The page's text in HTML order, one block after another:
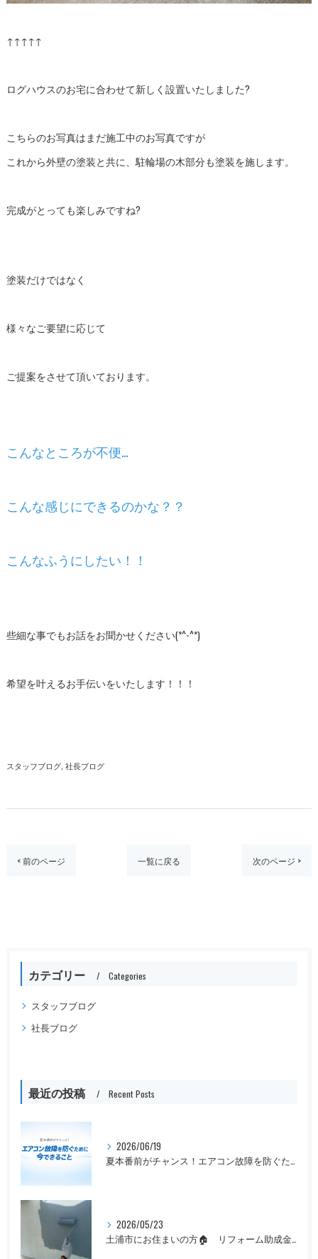
↑↑↑↑↑
ログハウスのお宅に合わせて新しく設置いたしました?
こちらのお写真はまだ施工中のお写真ですが
これから外壁の塗装と共に、駐輪場の木部分も塗装を施します。
完成がとっても楽しみですね?
塗装だけではなく
様々なご要望に応じて
ご提案をさせて頂いております。
こんなところが不便…
こんな感じにできるのかな？？
こんなふうにしたい！！
些細な事でもお話をお聞かせください(*^-^*)
希望を叶えるお手伝いをいたします！！！
スタッフブログ 社長ブログ
< 前のページ 一覧に戻る 次のページ >
カテゴリー Categories
スタッフブログ
社長ブログ
最近の投稿 Recent Posts
2026/06/19
夏本番前がチャンス！エアコン故障を防ぐために今できること
2026/05/23
土浦市にお住まいの方🏠 リフォーム助成金まだ間に合います！